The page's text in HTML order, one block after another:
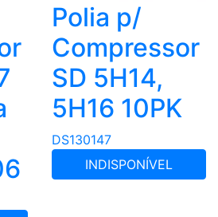
Polia p/
Compressor
SD 5H14,
5H16 10PK
DS130147
INDISPONÍVEL